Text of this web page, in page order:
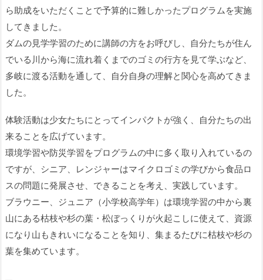
ら助成をいただくことで予算的に難しかったプログラムを実施
してきました。
ダムの見学学習のために講師の方をお呼びし、自分たちが住ん
でいる川から海に流れ着くまでのゴミの行方を見て学ぶなど、
多岐に渡る活動を通して、自分自身の理解と関心を高めてきま
した。
体験活動は少女たちにとってインパクトが強く、自分たちの出
来ることを広げています。
環境学習や防災学習をプログラムの中に多く取り入れているの
ですが、シニア、レンジャーはマイクロゴミの学びから食品ロ
スの問題に発展させ、できることを考え、実践しています。
ブラウニー、ジュニア（小学校高学年）は環境学習の中から裏
山にある枯枝や杉の葉・松ぼっくりが火起こしに使えて、資源
になり山もきれいになることを知り、集まるたびに枯枝や杉の
葉を集めています。